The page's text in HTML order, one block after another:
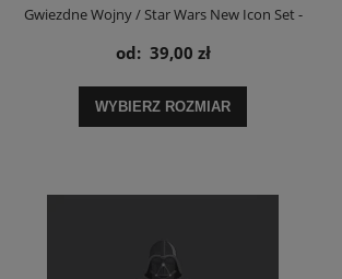
Gwiezdne Wojny / Star Wars New Icon Set -
plakat
od: 39,00 zł
WYBIERZ ROZMIAR